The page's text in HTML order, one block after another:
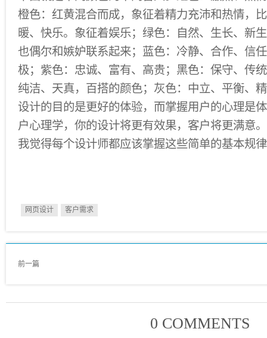
橙色：红黄混合而成，象征着精力充沛和热情，
暖、快乐。象征着娱乐；绿色：自然、生长、新
也偶尔和嫉妒联系起来；蓝色：冷静、合作、信
极；紫色：忠诚、富有、高贵；黑色：保守、传
纯洁、天真，百搭的颜色；灰色：中立、平衡、
设计的目的是更好的体验，而掌握用户的心理是
户心理学，你的设计将更有效果，客户将更满意
我觉得每个设计师都应该掌握这些简单的基本规
网页设计 客户需求
前一篇
0 COMMENTS